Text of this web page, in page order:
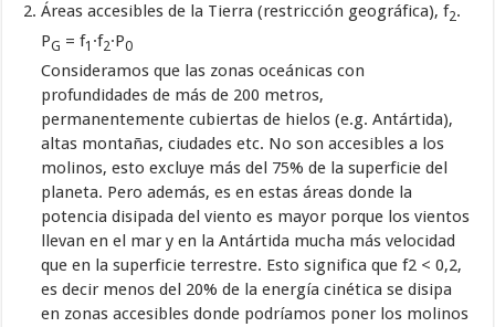
Áreas accesibles de la Tierra (restricción geográfica), f2.
PG = f1 ·f2·P0
Consideramos que las zonas oceánicas con
profundidades de más de 200 metros,
permanentemente cubiertas de hielos (e.g. Antártida),
altas montañas, ciudades etc. No son accesibles a los
molinos, esto excluye más del 75% de la superficie del
planeta. Pero además, es en estas áreas donde la
potencia disipada del viento es mayor porque los vientos
llevan en el mar y en la Antártida mucha más velocidad
que en la superficie terrestre. Esto significa que f2 < 0,2,
es decir menos del 20% de la energía cinética se disipa
en zonas accesibles donde podríamos poner los molinos